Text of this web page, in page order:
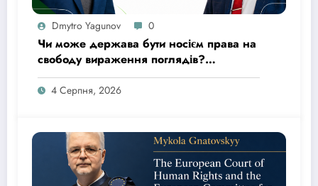
Dmytro Yagunov 0
Чи може держава бути носієм права на
свободу вираження поглядів?
Верховний Суд відкрив провадження
за касаційною скаргою адвокатів Юрія
4 Серпня, 2026